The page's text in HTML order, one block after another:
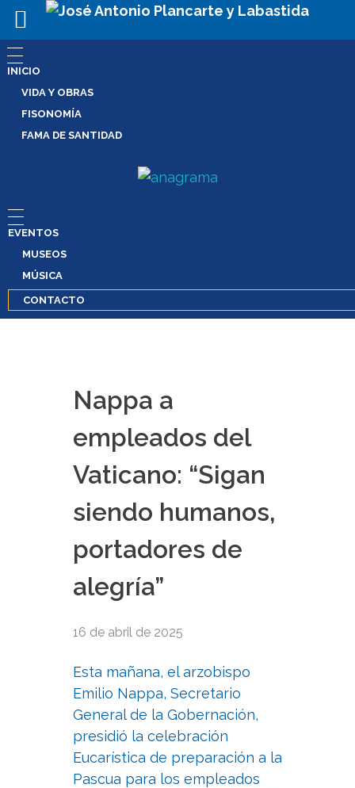
INICIO
VIDA Y OBRAS
FISONOMÍA
FAMA DE SANTIDAD
EVENTOS
MUSEOS
MÚSICA
CONTACTO
Nappa a
empleados del
Vaticano: “Sigan
siendo humanos,
portadores de
alegría”
16 de abril de 2025
Esta mañana, el arzobispo
Emilio Nappa, Secretario
General de la Gobernación,
presidió la celebración
Eucarística de preparación a la
Pascua para los empleados